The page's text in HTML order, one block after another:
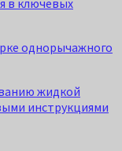
однорычажного
жидкой
инструкциями